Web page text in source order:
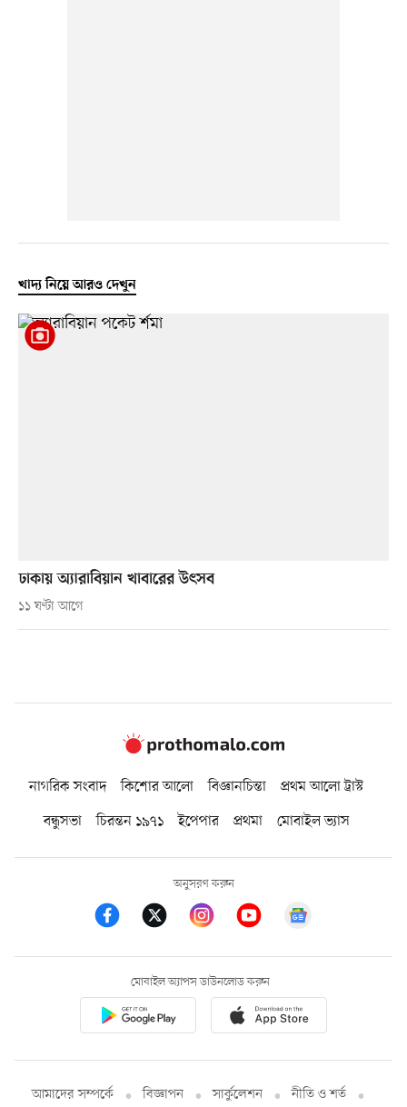
খাদ্য নিয়ে আরও দেখুন
ঢাকায় অ্যারাবিয়ান খাবারের উৎসব
১১ ঘণ্টা আগে
নাগরিক সংবাদ কিশোর আলো বিজ্ঞানচিন্তা
প্রথম আলো ট্রাস্ট
বন্ধুসভা
চিরন্তন ১৯৭১ ইপেপার প্রথমা মোবাইল ভ্যাস
অনুসরণ করুন
মোবাইল অ্যাপস ডাউনলোড করুন
আমাদের সম্পর্কে বিজ্ঞাপন সার্কুলেশন নীতি ও শর্ত